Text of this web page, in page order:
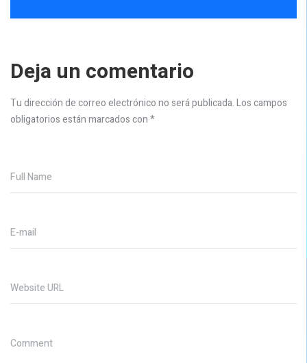
Deja un comentario
Tu dirección de correo electrónico no será publicada.Los campos
obligatorios están marcados con*
Full Name
E-mail
Website URL
Comment